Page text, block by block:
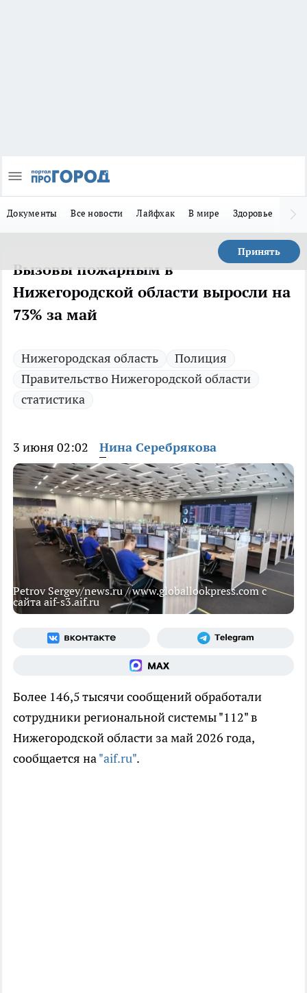
Документы Все новости Лайфхак В мире Здоровье
Принять
Вызовы пожарным в
Нижегородской области выросли на
73% за май
Нижегородская область
Полиция
Правительство Нижегородской области
статистика
3 июня 02:02 Нина Серебрякова
Petrov Sergey/news.ru / www.globallookpress.com с
сайта aif-s3.aif.ru
Более 146,5 тысячи сообщений обработали
сотрудники региональной системы "112" в
Нижегородской области за май 2026 года,
сообщается на"aif.ru".